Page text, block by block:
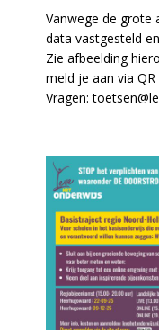
Vanwege de grote
data vastgesteld
Zie afbeelding
meld je aan via QR
Vragen: